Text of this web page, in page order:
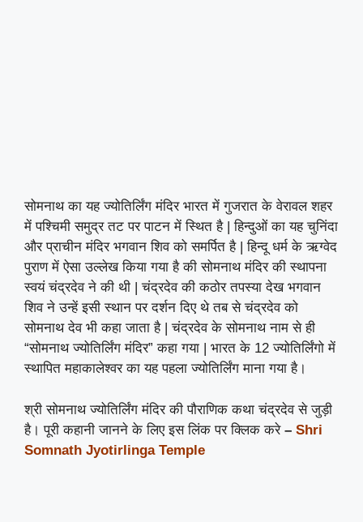
सोमनाथ का यह ज्योतिर्लिंग मंदिर भारत में गुजरात के वेरावल शहर
में पश्चिमी समुद्र तट पर पाटन में स्थित है | हिन्दुओं का यह चुनिंदा
और प्राचीन मंदिर भगवान शिव को समर्पित है | हिन्दू धर्म के ऋग्वेद
पुराण में ऐसा उल्लेख किया गया है की सोमनाथ मंदिर की स्थापना
स्वयं चंद्रदेव ने की थी | चंद्रदेव की कठोर तपस्या देख भगवान
शिव ने उन्हें इसी स्थान पर दर्शन दिए थे तब से चंद्रदेव को
सोमनाथ देव भी कहा जाता है | चंद्रदेव के सोमनाथ नाम से ही
“सोमनाथ ज्योतिर्लिंग मंदिर” कहा गया | भारत के 12 ज्योतिर्लिंगो में
स्थापित महाकालेश्वर का यह पहला ज्योतिर्लिंग माना गया है।
श्री सोमनाथ ज्योतिर्लिंग मंदिर की पौराणिक कथा चंद्रदेव से जुड़ी
है। पूरी कहानी जानने के लिए इस लिंक पर क्लिक करे – Shri
Somnath Jyotirlinga Temple